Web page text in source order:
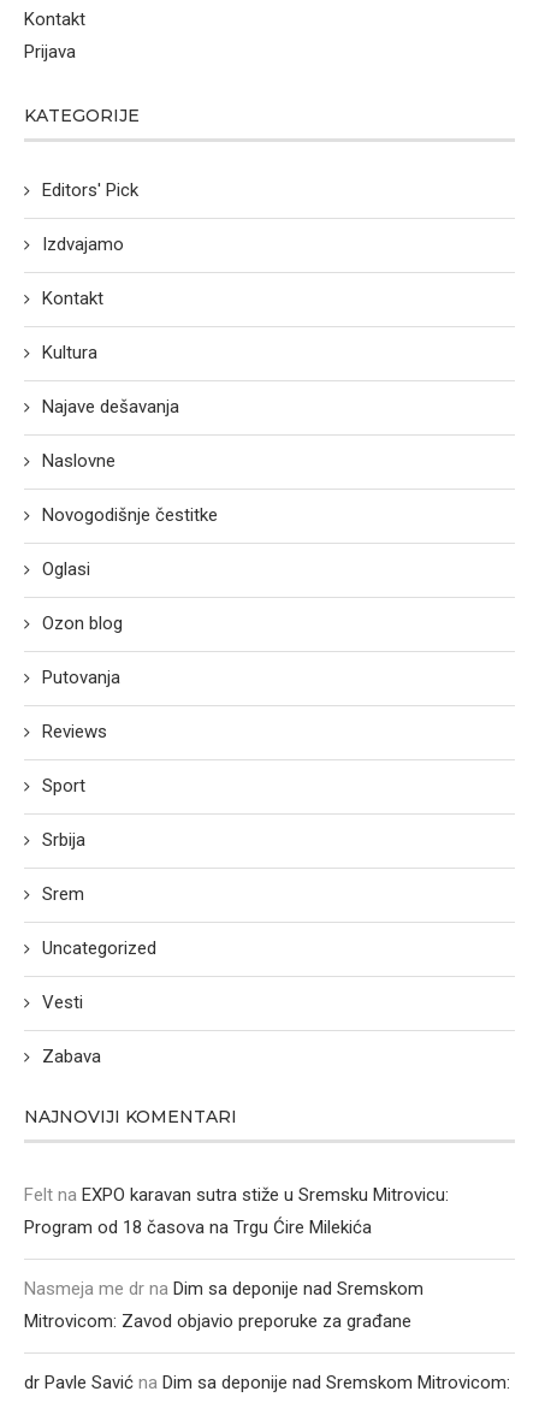
Kontakt
Prijava
KATEGORIJE
Editors' Pick
Izdvajamo
Kontakt
Kultura
Najave dešavanja
Naslovne
Novogodišnje čestitke
Oglasi
Ozon blog
Putovanja
Reviews
Sport
Srbija
Srem
Uncategorized
Vesti
Zabava
NAJNOVIJI KOMENTARI
Felt na EXPO karavan sutra stiže u Sremsku Mitrovicu:
Program od 18 časova na Trgu Ćire Milekića
Nasmeja me dr na Dim sa deponije nad Sremskom
Mitrovicom: Zavod objavio preporuke za građane
dr Pavle Savić na Dim sa deponije nad Sremskom Mitrovicom: